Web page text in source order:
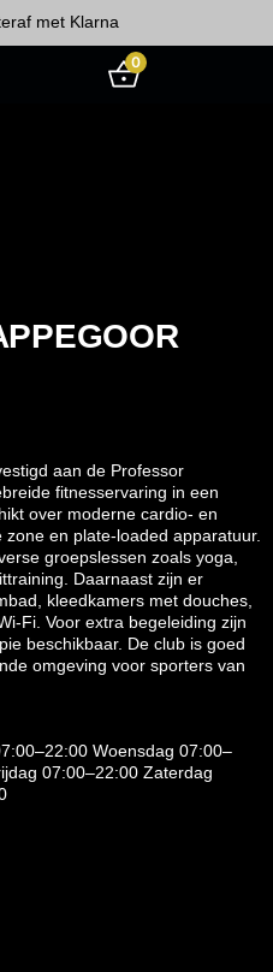
met Klarna
0
aan de Professor
fitnesservaring in een
over moderne cardio- en
en plate-loaded apparatuur.
groepslessen zoals yoga,
Daarnaast zijn er
kleedkamers met douches,
Fi. Voor extra begeleiding zijn
beschikbaar. De club is goed
omgeving voor sporters van
Woensdag 07:00–
07:00–22:00 Zaterdag